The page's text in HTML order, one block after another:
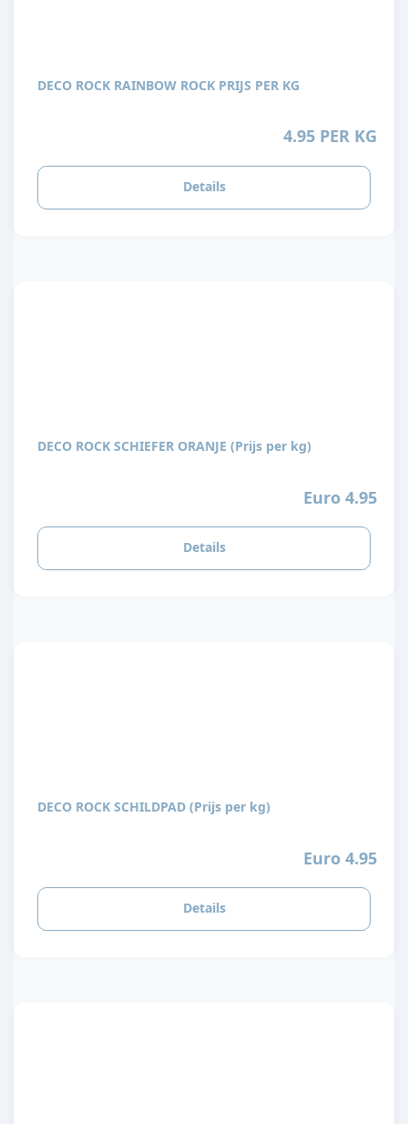
DECO ROCK RAINBOW ROCK PRIJS PER KG
4.95 PER KG
Details
DECO ROCK SCHIEFER ORANJE (Prijs per kg)
Euro 4.95
Details
DECO ROCK SCHILDPAD (Prijs per kg)
Euro 4.95
Details